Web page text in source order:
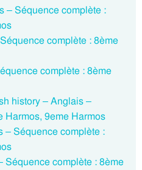
– Séquence complète :
complète : 8ème
complète : 8ème
history – Anglais –
Harmos, 9eme Harmos
– Séquence complète :
Séquence complète : 8ème